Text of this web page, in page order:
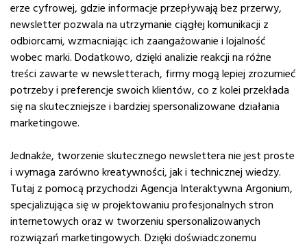
erze cyfrowej, gdzie informacje przepływają bez przerwy,
newsletter pozwala na utrzymanie ciągłej komunikacji z
odbiorcami, wzmacniając ich zaangażowanie i lojalność
wobec marki. Dodatkowo, dzięki analizie reakcji na różne
treści zawarte w newsletterach, firmy mogą lepiej zrozumieć
potrzeby i preferencje swoich klientów, co z kolei przekłada
się na skuteczniejsze i bardziej spersonalizowane działania
marketingowe.
Jednakże, tworzenie skutecznego newslettera nie jest proste
i wymaga zarówno kreatywności, jak i technicznej wiedzy.
Tutaj z pomocą przychodzi Agencja Interaktywna Argonium,
specjalizująca się w projektowaniu profesjonalnych stron
internetowych oraz w tworzeniu spersonalizowanych
rozwiązań marketingowych. Dzięki doświadczonemu